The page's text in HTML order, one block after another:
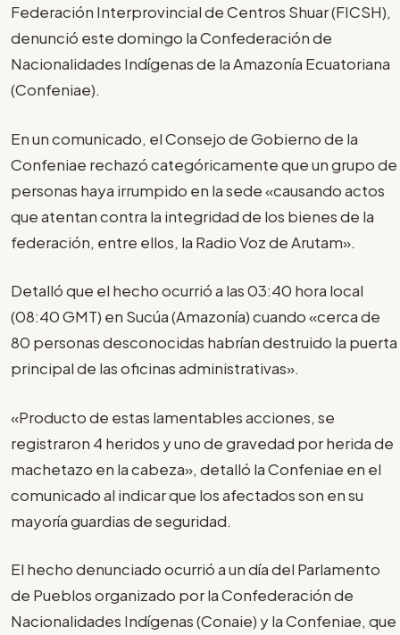
Federación Interprovincial de Centros Shuar (FICSH),
denunció este domingo la Confederación de
Nacionalidades Indígenas de la Amazonía Ecuatoriana
(Confeniae).
En un comunicado, el Consejo de Gobierno de la
Confeniae rechazó categóricamente que un grupo de
personas haya irrumpido en la sede «causando actos
que atentan contra la integridad de los bienes de la
federación, entre ellos, la Radio Voz de Arutam».
Detalló que el hecho ocurrió a las 03:40 hora local
(08:40 GMT) en Sucúa (Amazonía) cuando «cerca de
80 personas desconocidas habrían destruido la puerta
principal de las oficinas administrativas».
«Producto de estas lamentables acciones, se
registraron 4 heridos y uno de gravedad por herida de
machetazo en la cabeza», detalló la Confeniae en el
comunicado al indicar que los afectados son en su
mayoría guardias de seguridad.
El hecho denunciado ocurrió a un día del Parlamento
de Pueblos organizado por la Confederación de
Nacionalidades Indígenas (Conaie) y la Confeniae, que